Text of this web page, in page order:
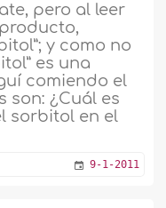
pero al leer
y como no
es una
comiendo el
son: ¿Cuál es
sorbitol en el
9-1-2011